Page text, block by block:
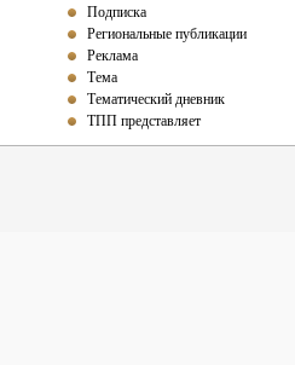
Подписка
Региональные публикации
Реклама
Тема
Тематический дневник
ТПП представляет